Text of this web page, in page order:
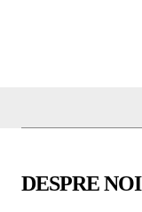
DESPRE NOI